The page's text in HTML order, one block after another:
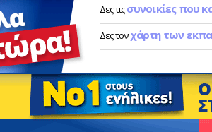
Δες τιςσυνοικίες που
Δες τονχάρτη των